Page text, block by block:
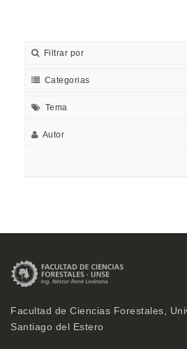
Filtrar por
Categorias
Tema
Autor
Facultad de Ciencias Forestales,
Santiago del Estero